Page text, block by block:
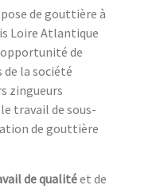
de gouttière à
Loire Atlantique
de
de la société
zingueurs
travail de sous-
de gouttière
de qualitéet de